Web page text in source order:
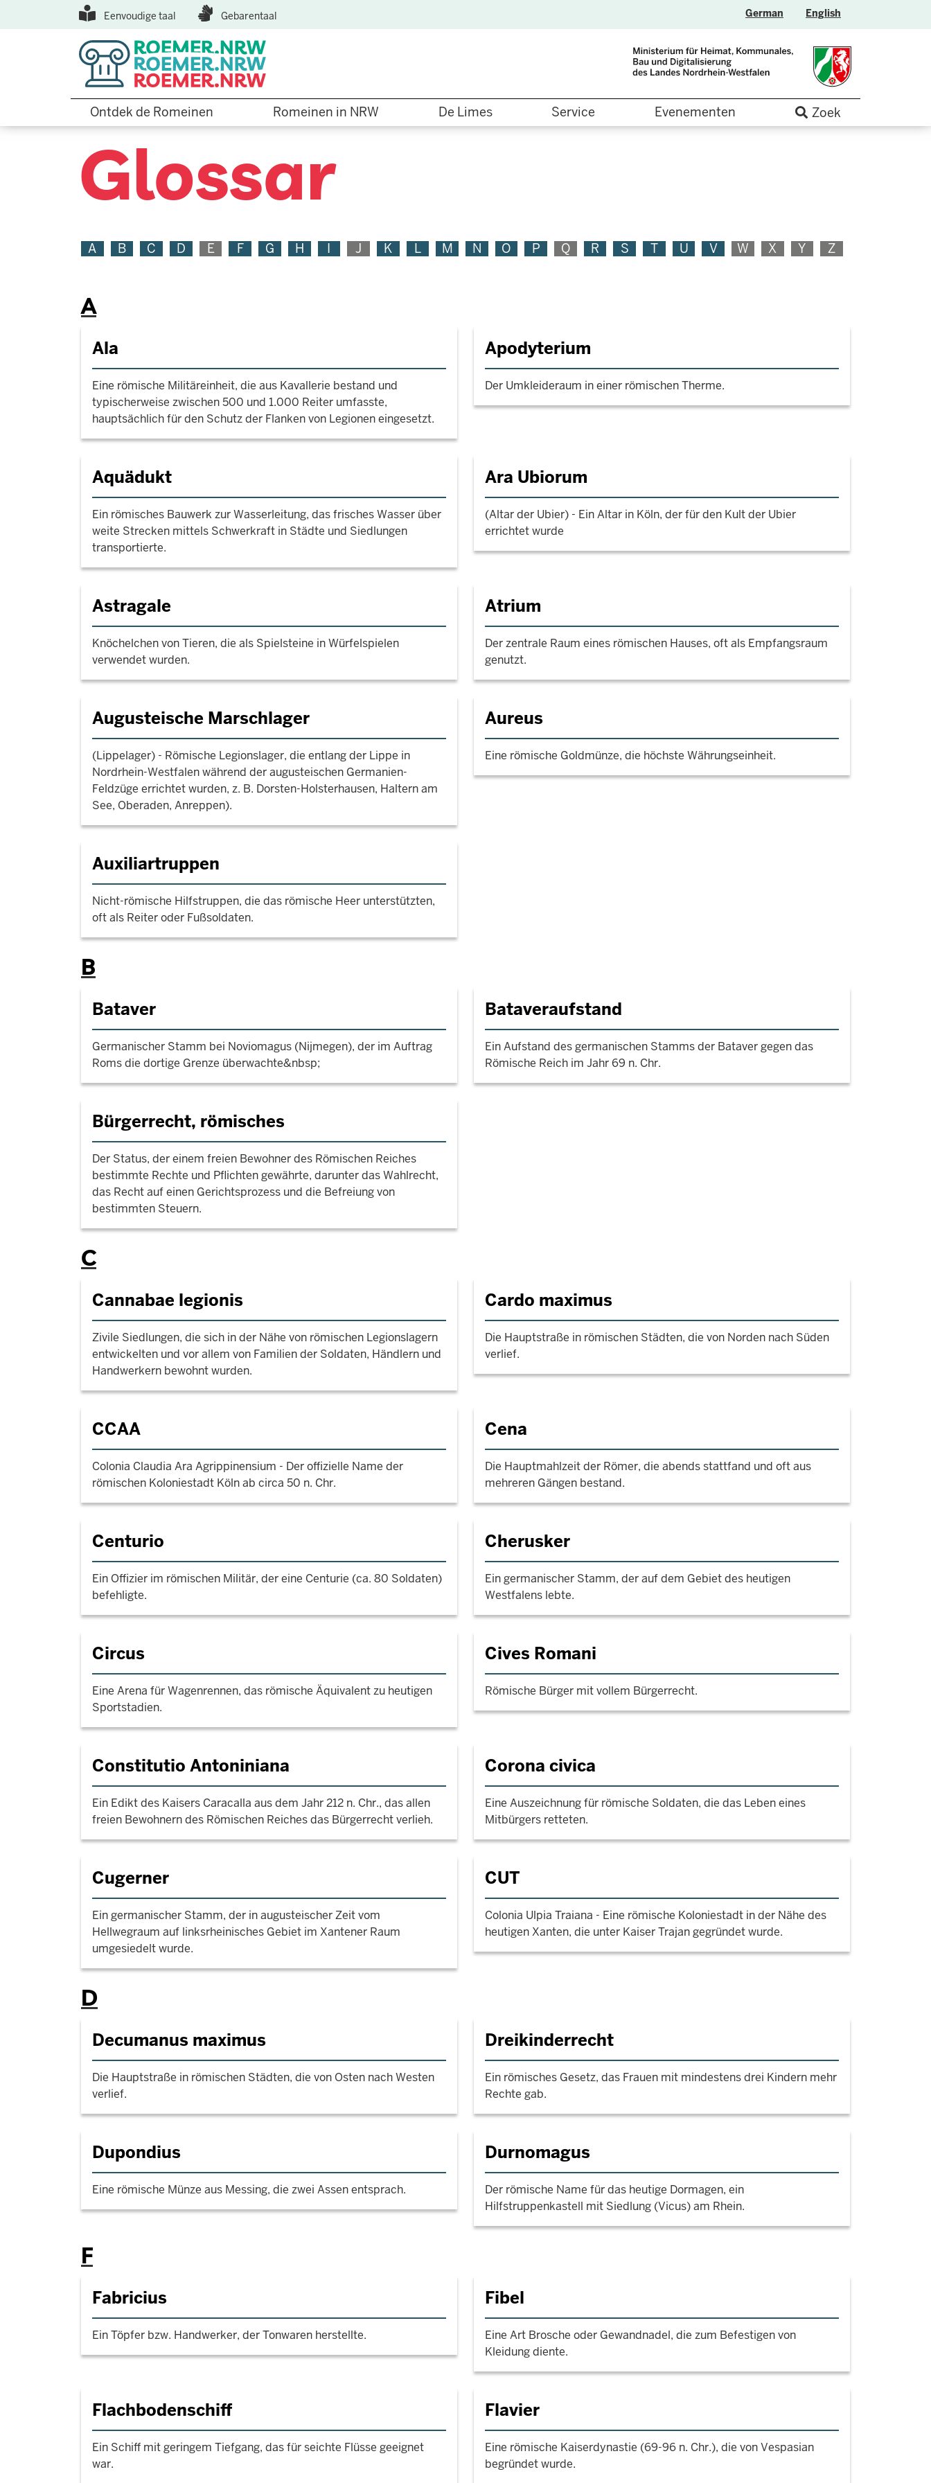
Top
Menu
Eenvoudige taal Gebarentaal German English
Hauptnavigation
Ontdek de Romeinen Romeinen in NRW De Limes Service Evenementen Zoek
Glossar
A B C D E F G H I J K L M N O P Q R S T U V W X Y Z
A
Ala
Eine römische Militäreinheit, die aus Kavallerie bestand und
typischerweise zwischen 500 und 1.000 Reiter umfasste,
hauptsächlich für den Schutz der Flanken von Legionen eingesetzt.
Apodyterium
Der Umkleideraum in einer römischen Therme.
Aquädukt
Ein römisches Bauwerk zur Wasserleitung, das frisches Wasser über
weite Strecken mittels Schwerkraft in Städte und Siedlungen
transportierte.
Ara Ubiorum
(Altar der Ubier) - Ein Altar in Köln, der für den Kult der Ubier
errichtet wurde
Astragale
Knöchelchen von Tieren, die als Spielsteine in Würfelspielen
verwendet wurden.
Atrium
Der zentrale Raum eines römischen Hauses, oft als Empfangsraum
genutzt.
Augusteische Marschlager
(Lippelager) - Römische Legionslager, die entlang der Lippe in
Nordrhein-Westfalen während der augusteischen Germanien-
Feldzüge errichtet wurden, z. B. Dorsten-Holsterhausen, Haltern am
See, Oberaden, Anreppen).
Aureus
Eine römische Goldmünze, die höchste Währungseinheit.
Auxiliartruppen
Nicht-römische Hilfstruppen, die das römische Heer unterstützten,
oft als Reiter oder Fußsoldaten.
B
Bataver
Germanischer Stamm bei Noviomagus (Nijmegen), der im Auftrag
Roms die dortige Grenze überwachte&nbsp;
Bataveraufstand
Ein Aufstand des germanischen Stamms der Bataver gegen das
Römische Reich im Jahr 69 n. Chr.
Bürgerrecht, römisches
Der Status, der einem freien Bewohner des Römischen Reiches
bestimmte Rechte und Pflichten gewährte, darunter das Wahlrecht,
das Recht auf einen Gerichtsprozess und die Befreiung von
bestimmten Steuern.
C
Cannabae legionis
Zivile Siedlungen, die sich in der Nähe von römischen Legionslagern
entwickelten und vor allem von Familien der Soldaten, Händlern und
Handwerkern bewohnt wurden.
Cardo maximus
Die Hauptstraße in römischen Städten, die von Norden nach Süden
verlief.
CCAA
Colonia Claudia Ara Agrippinensium - Der offizielle Name der
römischen Koloniestadt Köln ab circa 50 n. Chr.
Cena
Die Hauptmahlzeit der Römer, die abends stattfand und oft aus
mehreren Gängen bestand.
Centurio
Ein Offizier im römischen Militär, der eine Centurie (ca. 80 Soldaten)
befehligte.
Cherusker
Ein germanischer Stamm, der auf dem Gebiet des heutigen
Westfalens lebte.
Circus
Eine Arena für Wagenrennen, das römische Äquivalent zu heutigen
Sportstadien.
Cives Romani
Römische Bürger mit vollem Bürgerrecht.
Constitutio Antoniniana
Ein Edikt des Kaisers Caracalla aus dem Jahr 212 n. Chr., das allen
freien Bewohnern des Römischen Reiches das Bürgerrecht verlieh.
Corona civica
Eine Auszeichnung für römische Soldaten, die das Leben eines
Mitbürgers retteten.
Cugerner
Ein germanischer Stamm, der in augusteischer Zeit vom
Hellwegraum auf linksrheinisches Gebiet im Xantener Raum
umgesiedelt wurde.
CUT
Colonia Ulpia Traiana - Eine römische Koloniestadt in der Nähe des
heutigen Xanten, die unter Kaiser Trajan gegründet wurde.
D
Decumanus maximus
Die Hauptstraße in römischen Städten, die von Osten nach Westen
verlief.
Dreikinderrecht
Ein römisches Gesetz, das Frauen mit mindestens drei Kindern mehr
Rechte gab.
Dupondius
Eine römische Münze aus Messing, die zwei Assen entsprach.
Durnomagus
Der römische Name für das heutige Dormagen, ein
Hilfstruppenkastell mit Siedlung (Vicus) am Rhein.
F
Fabricius
Ein Töpfer bzw. Handwerker, der Tonwaren herstellte.
Fibel
Eine Art Brosche oder Gewandnadel, die zum Befestigen von
Kleidung diente.
Flachbodenschiff
Ein Schiff mit geringem Tiefgang, das für seichte Flüsse geeignet
war.
Flavier
Eine römische Kaiserdynastie (69-96 n. Chr.), die von Vespasian
begründet wurde.